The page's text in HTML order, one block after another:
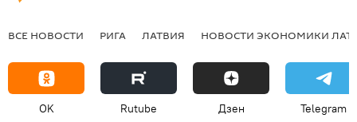
ВСЕ НОВОСТИ РИГА ЛАТВИЯ НОВОСТИ ЭКОНОМИКИ
OK Rutube Дзен Telegram